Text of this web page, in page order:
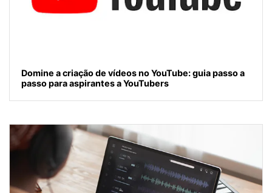
Domine a criação de vídeos no YouTube: guia passo a
passo para aspirantes a YouTubers